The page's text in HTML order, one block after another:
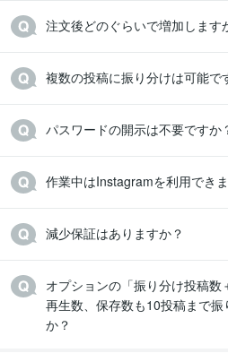
注文後どのぐらいで増加します
複数の投稿に振り分けは可能で
パスワードの開示は不要ですか
作業中はInstagramを利用でき
減少保証はありますか？
オプションの「振り分け投稿数
再生数、保存数も10投稿まで
か？